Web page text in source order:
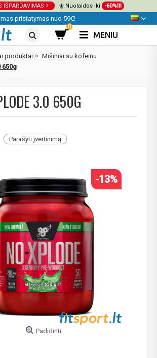
IŠPARDAVIMAS ☀️ Nuolaidos iki -60%!!!
pristatymas nuo 59€!
0
MENIU
produktai
Mišiniai su kofeinu
650g
3.0 650G
Parašyti įvertinimą
-13%
Padidinti